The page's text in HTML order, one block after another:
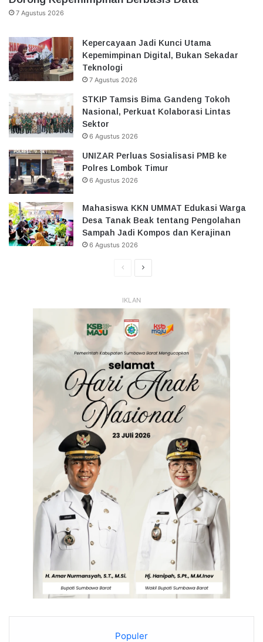
7 Agustus 2026
Kepercayaan Jadi Kunci Utama
Kepemimpinan Digital, Bukan Sekadar
Teknologi
7 Agustus 2026
STKIP Tamsis Bima Gandeng Tokoh
Nasional, Perkuat Kolaborasi Lintas
Sektor
6 Agustus 2026
UNIZAR Perluas Sosialisasi PMB ke
Polres Lombok Timur
6 Agustus 2026
Mahasiswa KKN UMMAT Edukasi Warga
Desa Tanak Beak tentang Pengolahan
Sampah Jadi Kompos dan Kerajinan
6 Agustus 2026
HalamanHalaman
IKLAN
Populer